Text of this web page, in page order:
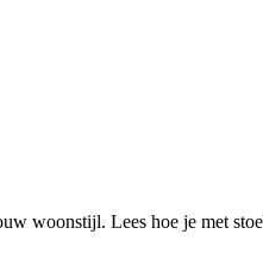
woonstijl. Lees hoe je met